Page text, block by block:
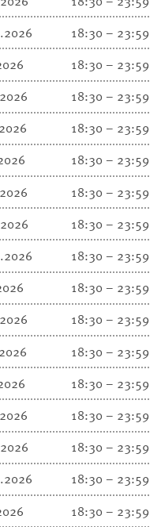
18:30 – 23:59
18:30 – 23:59
18:30 – 23:59
18:30 – 23:59
18:30 – 23:59
18:30 – 23:59
18:30 – 23:59
18:30 – 23:59
18:30 – 23:59
18:30 – 23:59
18:30 – 23:59
18:30 – 23:59
18:30 – 23:59
18:30 – 23:59
18:30 – 23:59
18:30 – 23:59